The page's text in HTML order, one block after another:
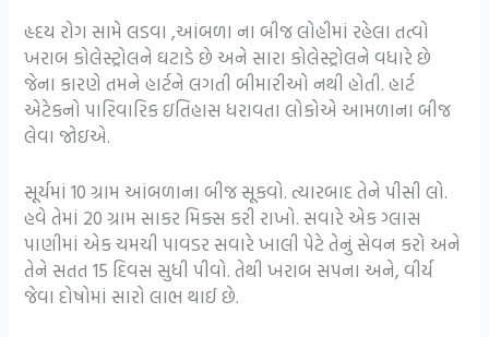
હૃદય રોગ સામે લડવા ,આંબળા ના બીજ લોહીમાં રહેલા તત્વો
ખરાબ કોલેસ્ટ્રોલને ઘટાડે છે અને સારા કોલેસ્ટ્રોલને વધારે છે
જેના કારણે તમને હાર્ટને લગતી બીમારીઓ નથી હોતી. હાર્ટ
એટેકનો પારિવારિક ઇતિહાસ ધરાવતા લોકોએ આમળાના બીજ
લેવા જોઇએ.
સૂર્યમાં 10 ગ્રામ આંબળાના બીજ સૂકવો. ત્યારબાદ તેને પીસી લો.
હવે તેમાં 20 ગ્રામ સાકર મિક્સ કરી રાખો. સવારે એક ગ્લાસ
પાણીમાં એક ચમચી પાવડર સવારે ખાલી પેટે તેનું સેવન કરો અને
તેને સતત 15 દિવસ સુધી પીવો. તેથી ખરાબ સપના અને, વીર્ય
જેવા દોષોમાં સારો લાભ થાઈ છે.